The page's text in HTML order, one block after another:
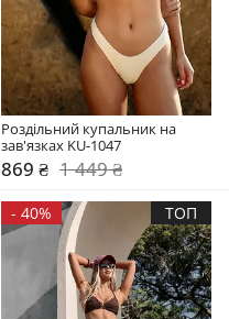
Роздільний купальник на
зав'язках KU-1047
869 ₴ 1 449 ₴
- 40% ТОП